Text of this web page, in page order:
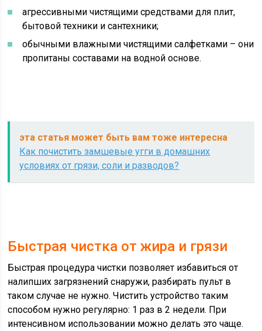
агрессивными чистящими средствами для плит,
бытовой техники и сантехники;
обычными влажными чистящими салфетками – они
пропитаны составами на водной основе.
эта статья может быть вам тоже интересна
Как почистить замшевые угги в домашних
условиях от грязи, соли и разводов?
Быстрая чистка от жира и грязи
Быстрая процедура чистки позволяет избавиться от
налипших загрязнений снаружи, разбирать пульт в
таком случае не нужно. Чистить устройство таким
способом нужно регулярно: 1 раз в 2 недели. При
интенсивном использовании можно делать это чаще.